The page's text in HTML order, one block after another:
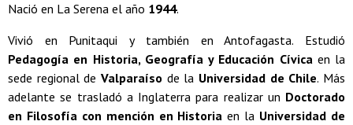
Nació en La Serena el año 1944.
Vivió en Punitaqui y también en Antofagasta. Estudió
Pedagogía en Historia, Geografía y Educación Cívicaen la
sede regional de Valparaíso de la Universidad de Chile. Más
adelante se trasladó a Inglaterra para realizar un Doctorado
en Filosofía con mención en Historia en la Universidad de